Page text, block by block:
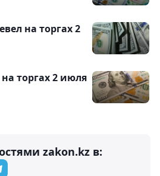
на торгах 2
торгах 2 июля
zakon.kz в: